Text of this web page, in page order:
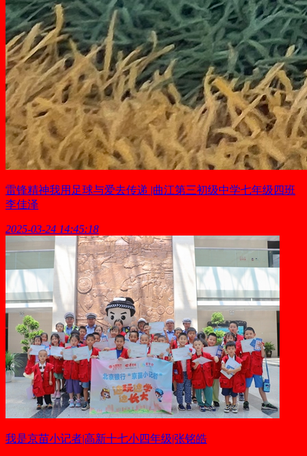
雷锋精神我用足球与爱去传递 |曲江第三初级中学七年级四班
李佳泽
2025-03-24 14:45:18
我是京苗小记者|高新十七小四年级|张铭皓